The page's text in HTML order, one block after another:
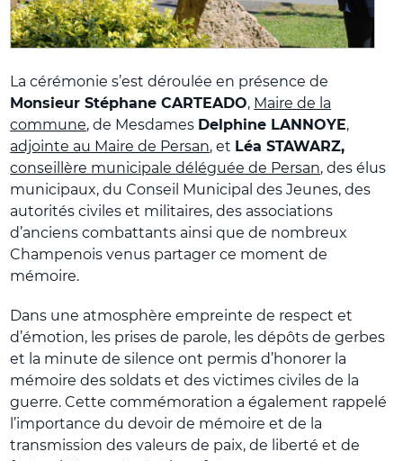
La cérémonie s’est déroulée en présence de
Monsieur Stéphane CARTEADO, Maire de la
commune, de Mesdames Delphine LANNOYE,
adjointe au Maire de Persan, et Léa STAWARZ,
conseillère municipale déléguée de Persan, des élus
municipaux, du Conseil Municipal des Jeunes, des
autorités civiles et militaires, des associations
d’anciens combattants ainsi que de nombreux
Champenois venus partager ce moment de
mémoire.
Dans une atmosphère empreinte de respect et
d’émotion, les prises de parole, les dépôts de gerbes
et la minute de silence ont permis d’honorer la
mémoire des soldats et des victimes civiles de la
guerre. Cette commémoration a également rappelé
l’importance du devoir de mémoire et de la
transmission des valeurs de paix, de liberté et de